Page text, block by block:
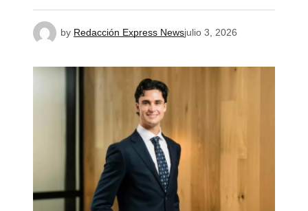
by Redacción Express Newsjulio 3, 2026